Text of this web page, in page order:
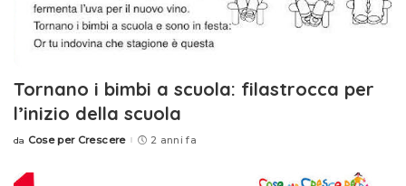
Tornano i bimbi a scuola: filastrocca per
l’inizio della scuola
Posted
da Cose per Crescere 2 anni fa